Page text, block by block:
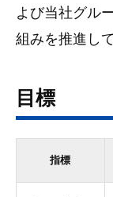
よび当社グル
組みを推進し
目標
指標